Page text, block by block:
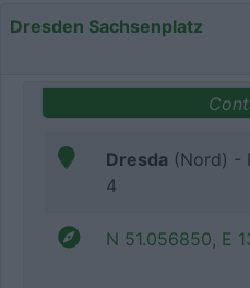
Dresden Sachsenplatz
Dresda (Nord) -
4
N 51.056850, E